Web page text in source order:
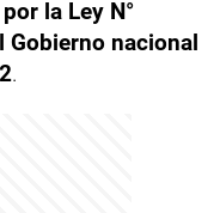
la Ley N°
nacional
.